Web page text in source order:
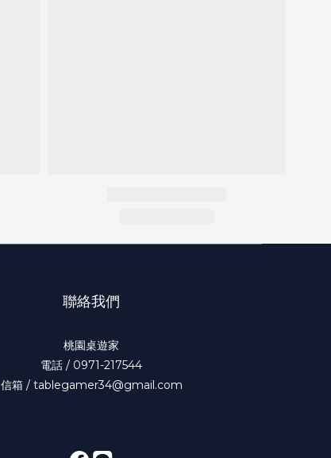
聯絡我們
桃園桌遊家
電話 / 0971-217544
信箱 / tablegamer34@gmail.com